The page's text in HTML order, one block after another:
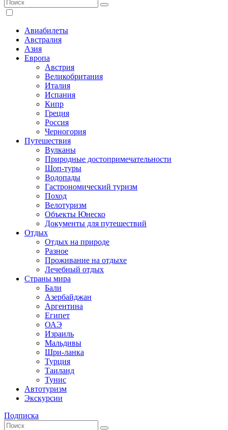
Авиабилеты
Австралия
Азия
Европа
Австрия
Великобритания
Италия
Испания
Кипр
Греция
Россия
Черногория
Путешествия
Вулканы
Природные достопримечательности
Шоп-туры
Водопады
Гастрономический туризм
Поход
Велотуризм
Объекты Юнеско
Документы для путешествий
Отдых
Отдых на природе
Разное
Проживание на отдыхе
Лечебный отдых
Страны мира
Бали
Азербайджан
Аргентина
Египет
ОАЭ
Израиль
Мальдивы
Шри-ланка
Турция
Таиланд
Тунис
Автотуризм
Экскурсии
Подписка